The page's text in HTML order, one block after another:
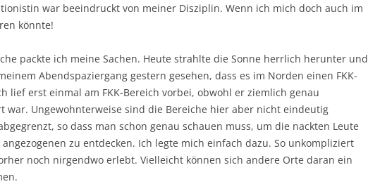
war beeindruckt von meiner Disziplin. Wenn ich mich doch auch im
könnte!
packte ich meine Sachen. Heute strahlte die Sonne herrlich herunter und
Abendspaziergang gestern gesehen, dass es im Norden einen FKK-
lief erst einmal am FKK-Bereich vorbei, obwohl er ziemlich genau
war. Ungewohnterweise sind die Bereiche hier aber nicht eindeutig
so dass man schon genau schauen muss, um die nackten Leute
zu entdecken. Ich legte mich einfach dazu. So unkompliziert
noch nirgendwo erlebt. Vielleicht können sich andere Orte daran ein